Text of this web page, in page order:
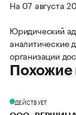
На 07 августа
Юридический
аналитические
организации
Похожие
ДЕЙСТВУЕТ